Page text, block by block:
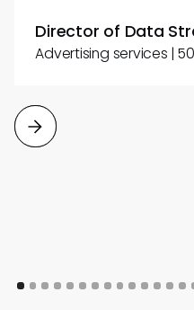
Director of Data
Advertising services |